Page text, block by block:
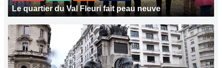
Le quartier du Val Fleuri fait peau neuve